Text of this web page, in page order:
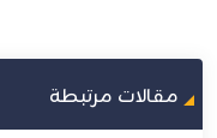
مقالات مرتبطة